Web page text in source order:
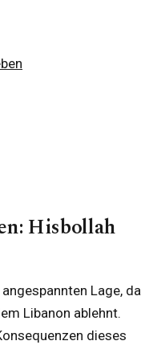
Hisbollah
Lage, da
Libanon ablehnt.
dieses